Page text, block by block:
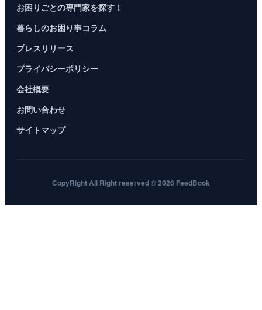
お困りごとの専門家を探す！
暮らしのお困り事コラム
プレスリリース
プライバシーポリシー
会社概要
お問い合わせ
サイトマップ
CopyRight All Right reserved © 2026 FeedBook